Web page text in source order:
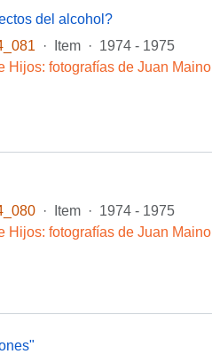
del alcohol?
· Item · 1974 - 1975
Hijos: fotografías de Juan Maino
· Item · 1974 - 1975
Hijos: fotografías de Juan Maino